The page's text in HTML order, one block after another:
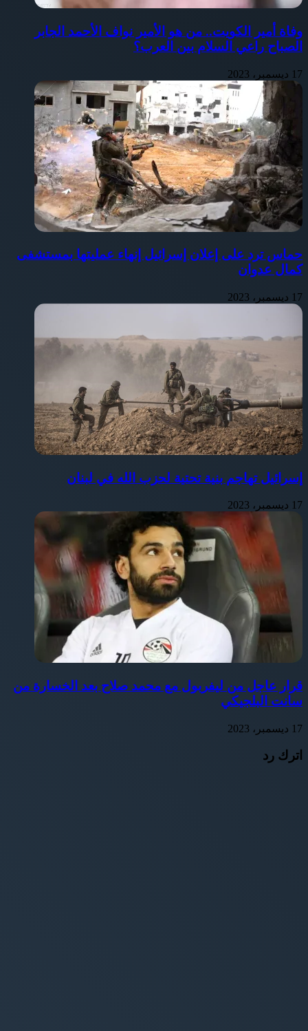
وفاة أمير الكويت.. من هو الأمير نواف الأحمد الجابر
الصباح راعي السلام بين العرب؟
17 ديسمبر، 2023
حماس ترد على إعلان إسرائيل إنهاء عمليتها بمستشفى
كمال عدوان
17 ديسمبر، 2023
إسرائيل تهاجم بنية تحتية لحزب الله في لبنان
17 ديسمبر، 2023
قرار عاجل من ليفربول مع محمد صلاح بعد الخسارة من
سانت البلجيكي
17 ديسمبر، 2023
اترك رد